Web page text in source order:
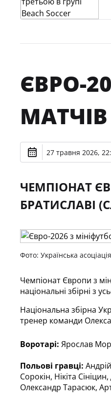
ЄВРО-
27 травня 2026,
ЧЕМПІОНАТ
БРАТИСЛАВІ
Фото: Українська
Чемпіонат Європи з
національні збірні з
Національна збірна
тренер команди
Воротарі: Ярослав
Польові гравці:
Сорокін, Нікіта
Олександр Тарасюк,